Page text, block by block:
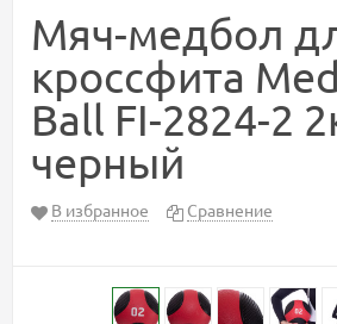
Мяч-медбол
кроссфита
Ball FI-2824-2
черный
В избранное Сравнение